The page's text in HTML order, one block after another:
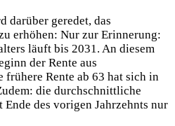
darüber geredet, das
erhöhen: Nur zur Erinnerung:
läuft bis 2031. An diesem
der Rente aus
frühere Rente ab 63 hat sich in
die durchschnittliche
des vorigen Jahrzehnts nur